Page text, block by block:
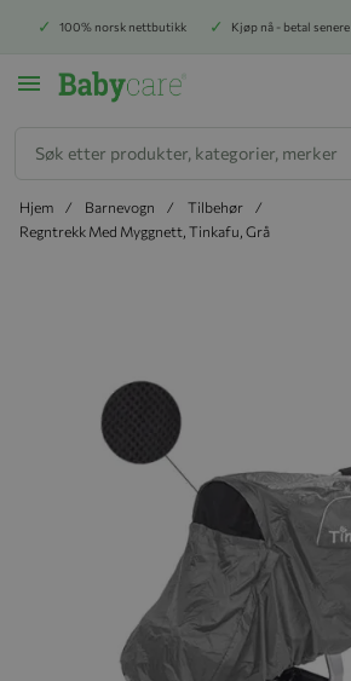
100% norsk nettbutikk Kjøp nå - betal senere
Hjem Barnevogn
Tilbehør
Regntrekk Med Myggnett, Tinkafu, Grå